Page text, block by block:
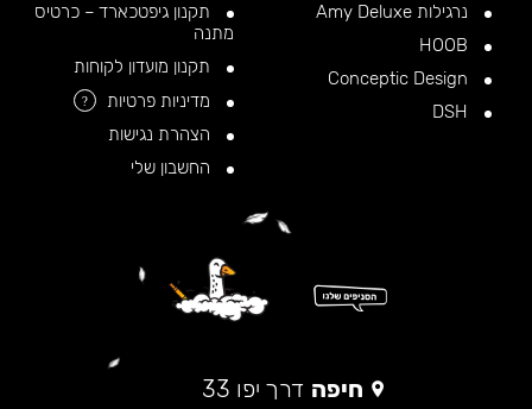
נרגילות Amy Deluxe
תקנון גיפטכארד – כרטיס
מתנה
תקנון מועדון לקוחות
מדיניות פרטיות
?
הצהרת נגישות
החשבון שלי
חיפה דרך יפו 33